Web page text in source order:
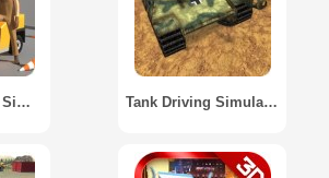
Forklift Extreme Simulator Tank Driving Simulator 3D